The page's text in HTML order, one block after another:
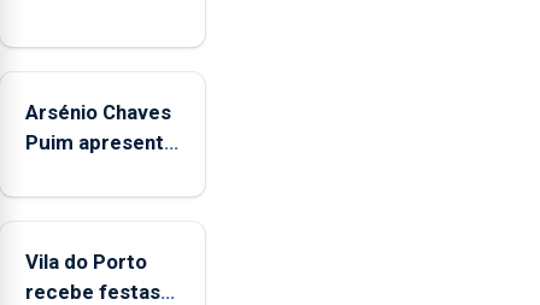
Arsénio Chaves
Puim apresenta
Biblioteca de
Vila do Porto
recebe festas